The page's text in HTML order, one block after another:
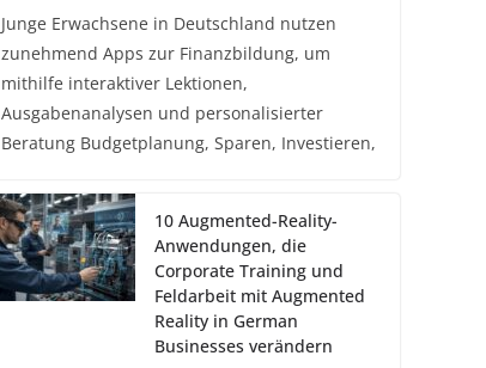
Junge Erwachsene in Deutschland nutzen
zunehmend Apps zur Finanzbildung, um
mithilfe interaktiver Lektionen,
Ausgabenanalysen und personalisierter
Beratung Budgetplanung, Sparen, Investieren,
10 Augmented-Reality-
Anwendungen, die
Corporate Training und
Feldarbeit mit Augmented
Reality in German
Businesses verändern